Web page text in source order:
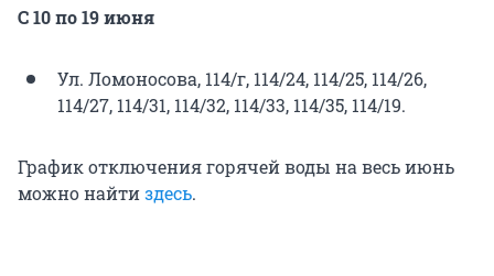
С 10 по 19 июня
Ул. Ломоносова, 114/г, 114/24, 114/25, 114/26,
114/27, 114/31, 114/32, 114/33, 114/35, 114/19.
График отключения горячей воды на весь июнь
можно найтиздесь.